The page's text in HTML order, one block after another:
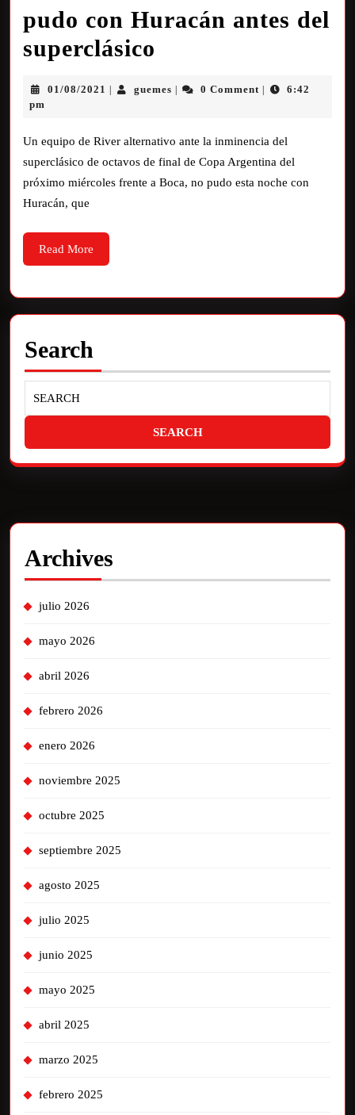
pudo con Huracán antes del
superclásico
01/08/2021 guemes 0 Comment
6:42
pm
Un equipo de River alternativo ante la inminencia del
superclásico de octavos de final de Copa Argentina del
próximo miércoles frente a Boca, no pudo esta noche con
Huracán, que
Read More
Search
Archives
julio 2026
mayo 2026
abril 2026
febrero 2026
enero 2026
noviembre 2025
octubre 2025
septiembre 2025
agosto 2025
julio 2025
junio 2025
mayo 2025
abril 2025
marzo 2025
febrero 2025